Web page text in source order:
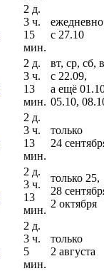
2 д.
3 ч.
15
мин.
ежедневно
с 27.10
2 д.
3 ч.
13
мин.
вт, ср, сб,
с 22.09,
а ещё
05.10,
2 д.
3 ч.
13
мин.
только
24
2 д.
3 ч.
13
мин.
только 25,
28
2 октября
2 д.
3 ч.
5
мин.
только
2 августа